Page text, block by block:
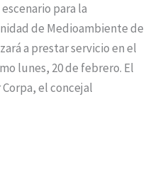
para la
de Medioambiente de
a prestar servicio en el
lunes, 20 de febrero. El
el concejal